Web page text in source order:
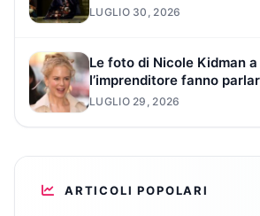
LUGLIO 30, 2026
Le foto di Nicole Kidman
l’imprenditore fanno
LUGLIO 29, 2026
ARTICOLI POPOLARI